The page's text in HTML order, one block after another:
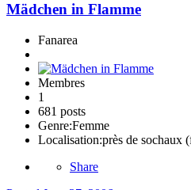
Mädchen in Flamme
Fanarea
Membres
1
681 posts
Genre:Femme
Localisation:près de sochaux
Share